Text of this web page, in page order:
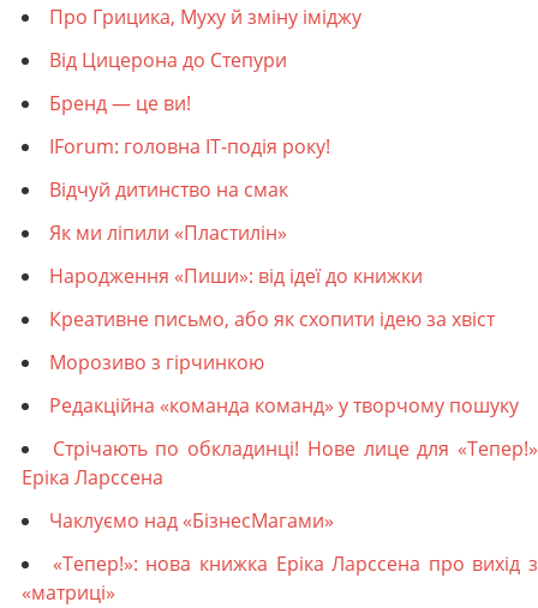
Про Грицика, Муху й зміну іміджу
Від Цицерона до Степури
Бренд — це ви!
IForum: головна IT-подія року!
Відчуй дитинство на смак
Як ми ліпили «Пластилін»
Народження «Пиши»: від ідеї до книжки
Креативне письмо, або як схопити ідею за хвіст
Морозиво з гірчинкою
Редакційна «команда команд» у творчому пошуку
Стрічають по обкладинці! Нове лице для «Тепер!»
Еріка Ларссена
Чаклуємо над «БізнесМагами»
«Тепер!»: нова книжка Еріка Ларссена про вихід з
«матриці»